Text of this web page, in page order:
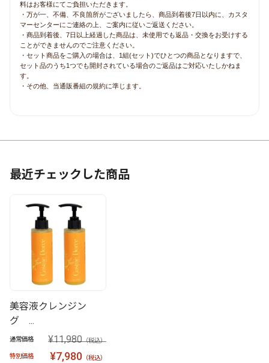
料はお客様にてご負担いただきます。
・万が一、不備、不良箇所がございましたら、商品到着後7日以内に、カスタ
マーセンターにご連絡の上、ご案内に従いご返送ください。
・商品到着後、7日以上経過した商品は、未使用でも返品・交換をお受けする
ことができませんのでご注意ください。
・セット商品をご購入の場合は、1組(セット)でひとつの商品となりますで、
セット品のうち1つでも開封されている場合のご返品はご対応いたしかねま
す。
・その他、当通販番組の規約に準じます。
最近チェックした商品
美容液クレンジン
グ ...
通常価格 ¥11,980（税込）
特別価格
¥7,980（税込）